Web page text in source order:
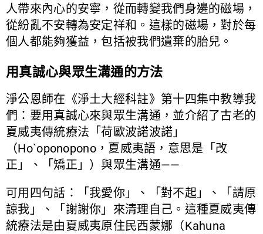
人帶來內心的安寧，從而轉變我們身邊的磁場，
從紛亂不安轉為安定祥和。這樣的磁場，對於每
個人都能夠獲益，包括被我們遺棄的胎兒。
用真誠心與眾生溝通的方法
淨公恩師在《淨土大經科註》第十四集中教導我
們：要用真誠心來與眾生溝通，並介紹了古老的
夏威夷傳統療法「荷歐波諾波諾」
（Ho`oponopono，夏威夷語，意思是「改
正」、「矯正」）與眾生溝通——
可用四句話：「我愛你」、「對不起」、「請原
諒我」、「謝謝你」來清理自己。這種夏威夷傳
統療法是由夏威夷原住民西蒙娜（Kahuna